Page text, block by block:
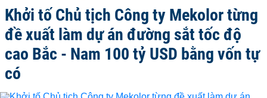
Khởi tố Chủ tịch Công ty Mekolor từng
đề xuất làm dự án đường sắt tốc độ
cao Bắc - Nam 100 tỷ USD bằng vốn tự
có